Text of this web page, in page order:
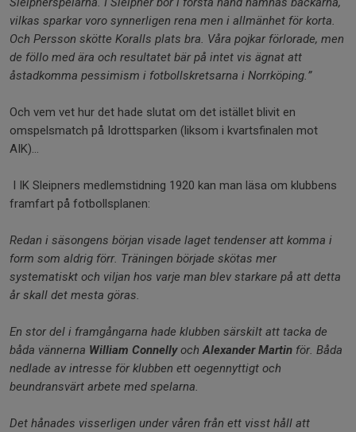
vilkas sparkar voro synnerligen rena men i allmänhet för korta.
Och Persson skötte Koralls plats bra. Våra pojkar förlorade, men
de föllo med ära och resultatet bär på intet vis ägnat att
åstadkomma pessimism i fotbollskretsarna i Norrköping.”
Och vem vet hur det hade slutat om det istället blivit en
omspelsmatch på Idrottsparken (liksom i kvartsfinalen mot
AIK)...
I IK Sleipners medlemstidning 1920 kan man läsa om klubbens
framfart på fotbollsplanen:
Redan i säsongens början visade laget tendenser att komma i
form som aldrig förr. Träningen började skötas mer
systematiskt och viljan hos varje man blev starkare på att detta
år skall det mesta göras.
En stor del i framgångarna hade klubben särskilt att tacka de
båda vännerna William ConnellyochAlexander Martin för. Båda
nedlade av intresse för klubben ett oegennyttigt och
beundransvärt arbete med spelarna.
Det hånades visserligen under våren från ett visst håll att